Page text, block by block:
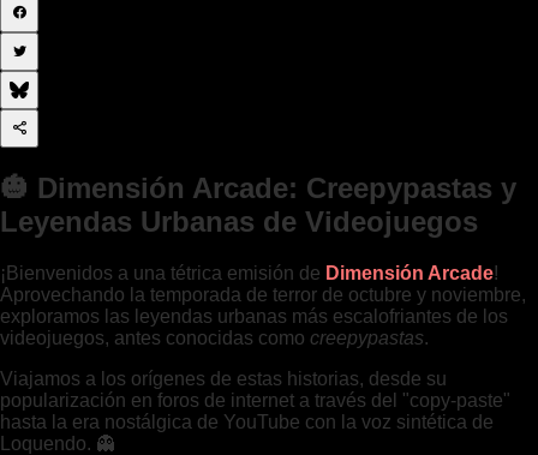
🎃 Dimensión Arcade: Creepypastas y
Leyendas Urbanas de Videojuegos
¡Bienvenidos a una tétrica emisión de Dimensión Arcade!
Aprovechando la temporada de terror de octubre y noviembre,
exploramos las leyendas urbanas más escalofriantes de los
videojuegos, antes conocidas como creepypastas.
Viajamos a los orígenes de estas historias, desde su
popularización en foros de internet a través del "copy-paste"
hasta la era nostálgica de YouTube con la voz sintética de
Loquendo. 👻